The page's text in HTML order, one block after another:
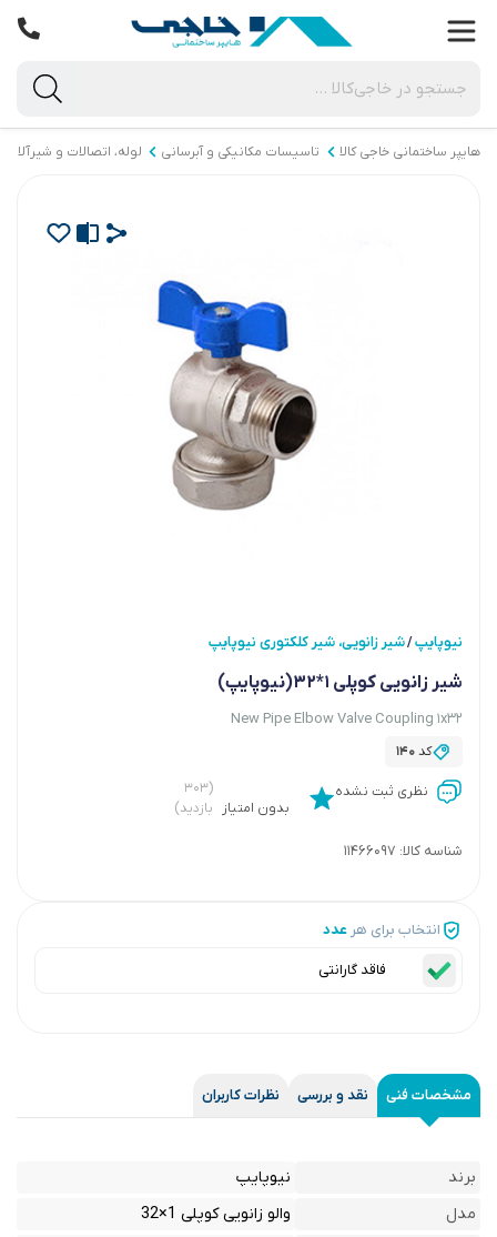
هایپر ساختمانی خاجی‌ کالا تاسیسات مکانیکی و آبرسانی لوله، اتصالات و شیرآلات
نیوپایپ/شیر زانویی، شیر کلکتوری نیوپایپ
شیر زانویی کوپلی 1*32(نیوپایپ)
New Pipe Elbow Valve Coupling 1x32
کد140
نظری ثبت نشده
بدون امتیاز
(۳۰۳
بازدید)
شناسه کالا: 11466097
انتخاب برای هر عدد
فاقد گارانتی
مشخصات فنی نقد و بررسی نظرات کاربران
برند
نیوپایپ
مدل
والو زانویی کوپلی 1×32